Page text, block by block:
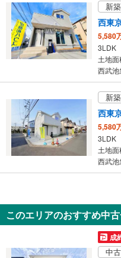
新
西東
5,580
3LDK
土地
新
西東
5,580
3LDK
土地
西武
西東
5,580
3LDK
土地
このエリアのおすすめ中
成
中